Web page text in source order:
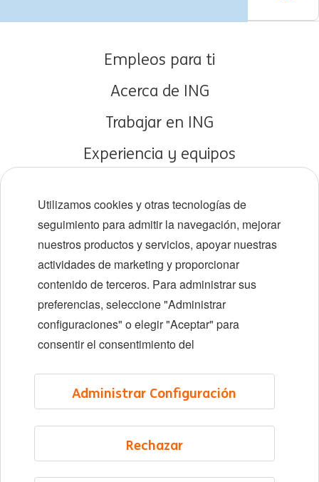
Empleos para ti
Acerca de ING
Trabajar en ING
Experiencia y equipos
Diversidad e inclusión
Ubicaciones
Eventos
LinkedIn
X YouTube
©2026 ING
Privacy statement
Utilizamos cookies y otras tecnologías de
seguimiento para admitir la navegación, mejorar
nuestros productos y servicios, apoyar nuestras
actividades de marketing y proporcionar
contenido de terceros. Para administrar sus
preferencias, seleccione "Administrar
configuraciones" o elegir "Aceptar" para
consentir el consentimiento del
Rechazar
Administrar Configuración